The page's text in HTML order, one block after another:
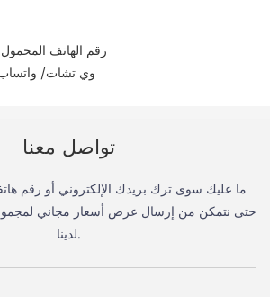
رقم الهاتف المحمول: +86
وي تشات/
تواصل معنا
ما عليك سوى ترك بريدك الإلكتروني أو رقم
حتى نتمكن من إرسال عرض أسعار مجاني
لدينا.